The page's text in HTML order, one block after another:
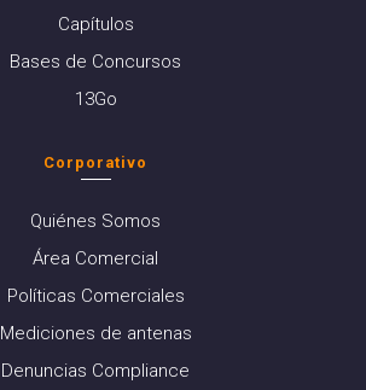
Capítulos
Bases de Concursos
13Go
Corporativo
Quiénes Somos
Área Comercial
Políticas Comerciales
Mediciones de antenas
Denuncias Compliance